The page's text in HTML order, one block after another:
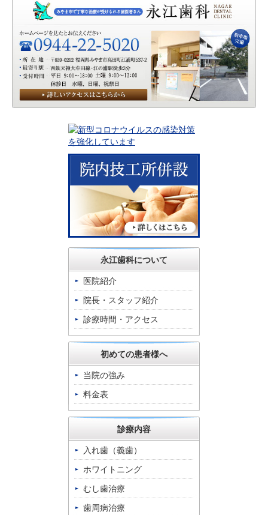
永江歯科について
医院紹介
院長・スタッフ紹介
診療時間・アクセス
初めての患者様へ
当院の強み
料金表
診療内容
入れ歯（義歯）
ホワイトニング
むし歯治療
歯周病治療